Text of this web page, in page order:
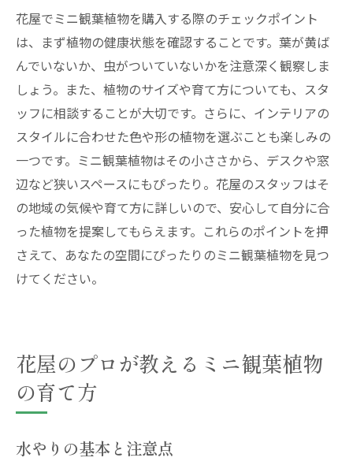
花屋でミニ観葉植物を購入する際のチェックポイント
は、まず植物の健康状態を確認することです。葉が黄ば
んでいないか、虫がついていないかを注意深く観察しま
しょう。また、植物のサイズや育て方についても、スタ
ッフに相談することが大切です。さらに、インテリアの
スタイルに合わせた色や形の植物を選ぶことも楽しみの
一つです。ミニ観葉植物はその小ささから、デスクや窓
辺など狭いスペースにもぴったり。花屋のスタッフはそ
の地域の気候や育て方に詳しいので、安心して自分に合
った植物を提案してもらえます。これらのポイントを押
さえて、あなたの空間にぴったりのミニ観葉植物を見つ
けてください。
花屋のプロが教えるミニ観葉植物
の育て方
水やりの基本と注意点